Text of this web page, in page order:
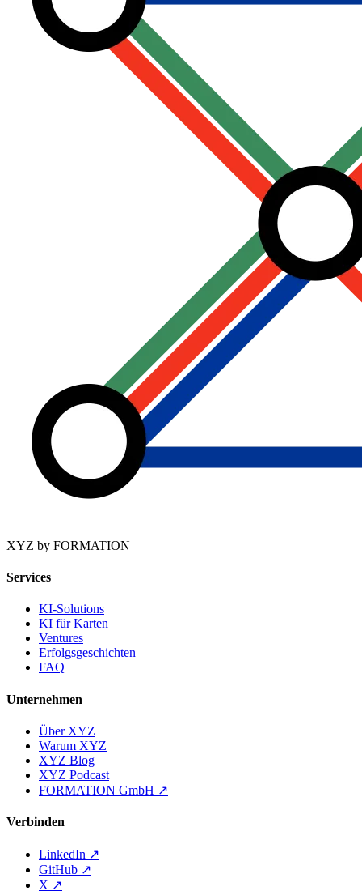
XYZ by FORMATION
Services
KI-Solutions
KI für Karten
Ventures
Erfolgsgeschichten
FAQ
Unternehmen
Über XYZ
Warum XYZ
XYZ Blog
XYZ Podcast
FORMATION GmbH ↗
Verbinden
LinkedIn ↗
GitHub ↗
X ↗